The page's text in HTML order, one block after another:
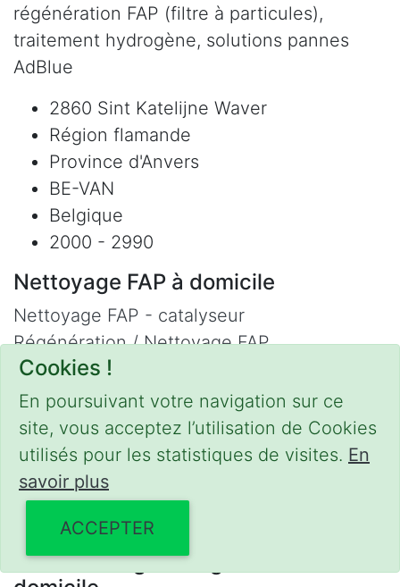
Cookies !
En poursuivant votre navigation sur ce
site, vous acceptez l’utilisation de Cookies
utilisés pour les statistiques de visites. En
savoir plus
ACCEPTER
régénération FAP (filtre à particules),
traitement hydrogène, solutions pannes
AdBlue
2860 Sint Katelijne Waver
Région flamande
Province d'Anvers
BE-VAN
Belgique
2000 - 2990
Nettoyage FAP à domicile
Nettoyage FAP - catalyseur
Régénération / Nettoyage FAP
Refus contrôle technique
Adblue
Nettoyage Hydrogène
Contact
Phone :0475 47 20 19
Email :mobilii@tcontact.me
Décalaminage & Régénération FAP à